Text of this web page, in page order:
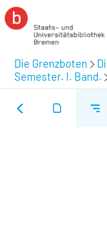
Die Grenzboten
Semester. I. Band.